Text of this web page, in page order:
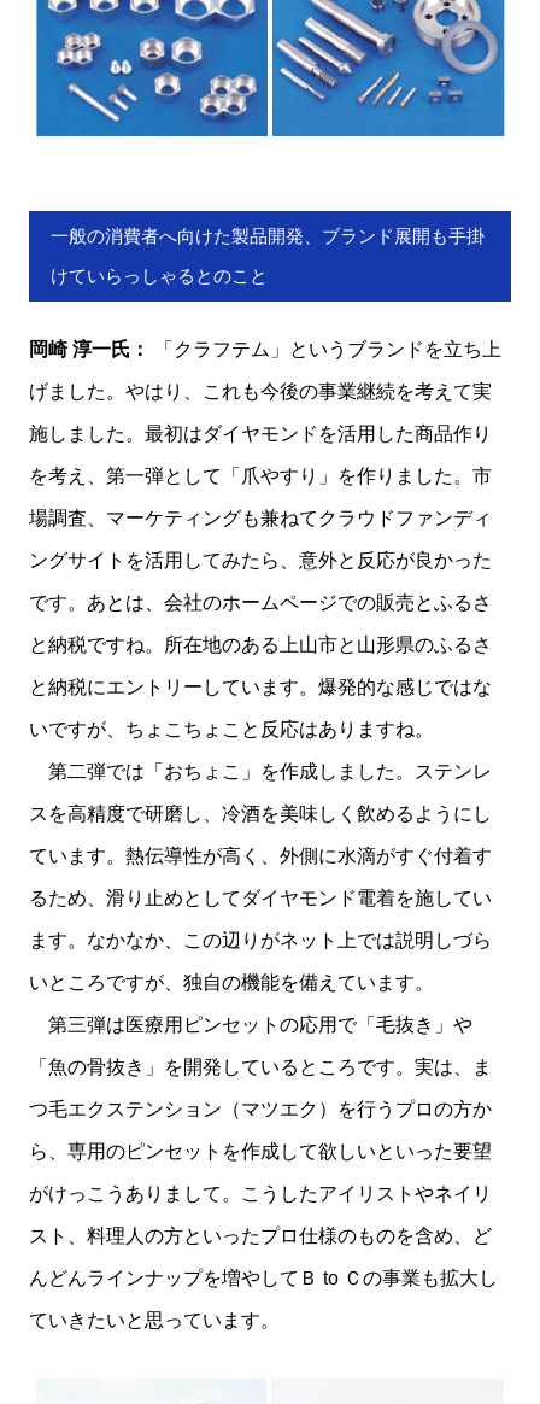
一般の消費者へ向けた製品開発、ブランド展開も手掛
けていらっしゃるとのこと
岡崎 淳一氏： 「クラフテム」というブランドを立ち上
げました。やはり、これも今後の事業継続を考えて実
施しました。最初はダイヤモンドを活用した商品作り
を考え、第一弾として「爪やすり」を作りました。市
場調査、マーケティングも兼ねてクラウドファンディ
ングサイトを活用してみたら、意外と反応が良かった
です。あとは、会社のホームページでの販売とふるさ
と納税ですね。所在地のある上山市と山形県のふるさ
と納税にエントリーしています。爆発的な感じではな
いですが、ちょこちょこと反応はありますね。
第二弾では「おちょこ」を作成しました。ステンレ
スを高精度で研磨し、冷酒を美味しく飲めるようにし
ています。熱伝導性が高く、外側に水滴がすぐ付着す
るため、滑り止めとしてダイヤモンド電着を施してい
ます。なかなか、この辺りがネット上では説明しづら
いところですが、独自の機能を備えています。
第三弾は医療用ピンセットの応用で「毛抜き」や
「魚の骨抜き」を開発しているところです。実は、ま
つ毛エクステンション（マツエク）を行うプロの方か
ら、専用のピンセットを作成して欲しいといった要望
がけっこうありまして。こうしたアイリストやネイリ
スト、料理人の方といったプロ仕様のものを含め、ど
んどんラインナップを増やしてＢ to Ｃの事業も拡大し
ていきたいと思っています。